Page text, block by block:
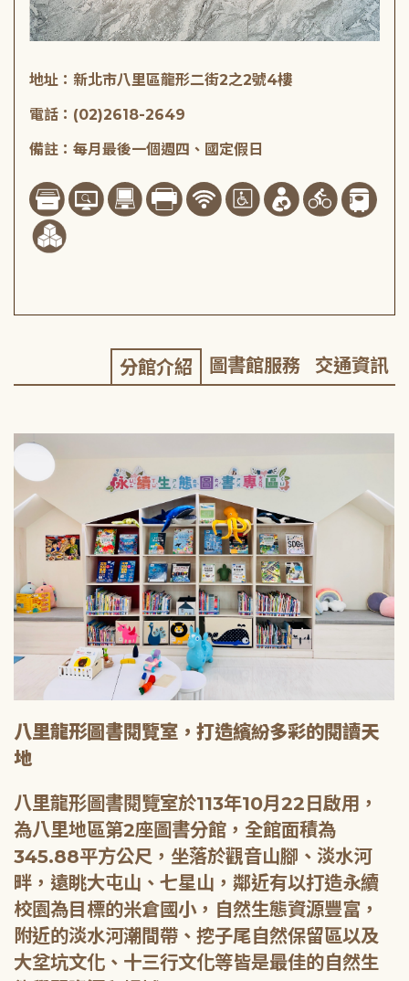
地址：新北市八里區龍形二街2之2號4樓
電話：(02)2618-2649
備註：每月最後一個週四、國定假日
分館介紹 圖書館服務 交通資訊
八里龍形圖書閱覽室，打造繽紛多彩的閱讀天
地
八里龍形圖書閱覽室於113年10月22日啟用，
為八里地區第2座圖書分館，全館面積為
345.88平方公尺，坐落於觀音山腳、淡水河
畔，遠眺大屯山、七星山，鄰近有以打造永續
校園為目標的米倉國小，自然生態資源豐富，
附近的淡水河潮間帶、挖子尾自然保留區以及
大坌坑文化、十三行文化等皆是最佳的自然生